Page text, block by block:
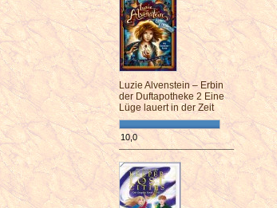
Luzie Alvenstein – Erbin
der Duftapotheke 2 Eine
Lüge lauert in der Zeit
10,0
¯¯¯¯¯¯¯¯¯¯¯¯¯¯¯¯¯¯¯¯¯¯¯¯